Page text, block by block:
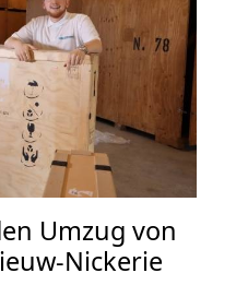
Umzug von
Nickerie